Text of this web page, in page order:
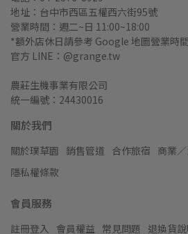
地址：台中市西區五權西六街95號
營業時間：週二~日 11:00~18:00
*額外店休日請參考 Google 地圖營業時間
官方 LINE：@grange.tw
農莊生機事業有限公司
統一編號：24430016
關於我們
關於璞草園 銷售管道 合作旅宿 商業
隱私權條款
會員服務
註冊登入 會員權益 常見問題 退換貨